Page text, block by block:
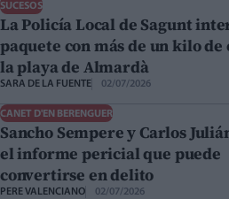
SUCESOS
La Policía Local de Sagunt
paquete con más de un kilo de
la playa de Almardà
SARA DE LA FUENTE 02/07/2026
CANET D'EN BERENGUER
Sancho Sempere y Carlos
el informe pericial que puede
convertirse en delito
PERE VALENCIANO 02/07/2026